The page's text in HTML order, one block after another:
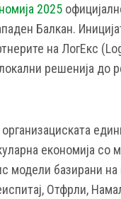
2025
Балкан.
на ЛогЕкс
решенија до
економија
модели базирани
Отфрли,